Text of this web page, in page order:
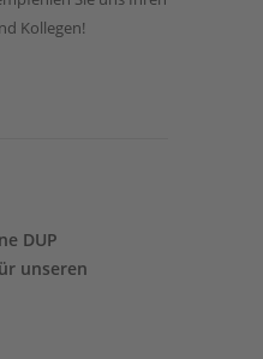
Kollegen!
DUP
unseren